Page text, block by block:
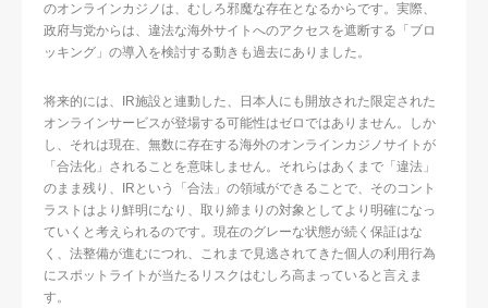
のオンラインカジノは、むしろ邪魔な存在となるからです。実際、
政府与党からは、違法な海外サイトへのアクセスを遮断する「ブロ
ッキング」の導入を検討する動きも過去にありました。
将来的には、IR施設と連動した、日本人にも開放された限定された
オンラインサービスが登場する可能性はゼロではありません。しか
し、それは現在、無数に存在する海外のオンラインカジノサイトが
「合法化」されることを意味しません。それらはあくまで「違法」
のまま残り、IRという「合法」の領域ができることで、そのコント
ラストはより鮮明になり、取り締まりの対象としてより明確になっ
ていくと考えられるのです。現在のグレーな状態が続く保証はな
く、法整備が進むにつれ、これまで見逃されてきた個人の利用行為
にスポットライトが当たるリスクはむしろ高まっていると言えま
す。